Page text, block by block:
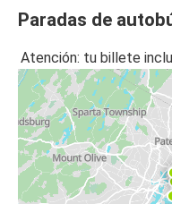
Paradas de
Atención: tu billete